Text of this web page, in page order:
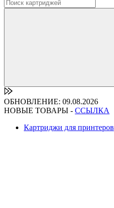
ОБНОВЛЕНИЕ: 09.08.2026
НОВЫЕ ТОВАРЫ - ССЫЛКА
Картриджи для принтеров